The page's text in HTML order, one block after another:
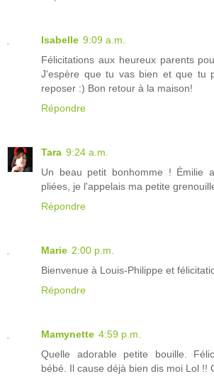
Isabelle 9:09 a.m.
Félicitations aux heureux parents
J'espère que tu vas bien et que tu
reposer :) Bon retour à la maison!
Répondre
Tara 9:24 a.m.
Un beau petit bonhomme ! Émilie
pliées, je l'appelais ma petite
Répondre
Marie 2:00 p.m.
Bienvenue à Louis-Philippe et
Répondre
Mamynette 4:59 p.m.
Quelle adorable petite bouille.
bébé. Il cause déjà bien dis moi Lol !!